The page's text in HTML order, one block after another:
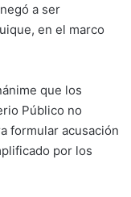
a ser
en el marco
que los
Público no
formular acusación
por los